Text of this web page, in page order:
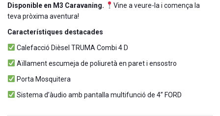
Disponible en M3 Caravaning.
Vine a veure-la i comença la
teva pròxima aventura!
Característiques destacades
Calefacció Dièsel TRUMA Combi 4 D
Aïllament escumeja de poliuretà en paret i ensostro
Porta Mosquitera
Sistema d’àudio amb pantalla multifunció de 4” FORD